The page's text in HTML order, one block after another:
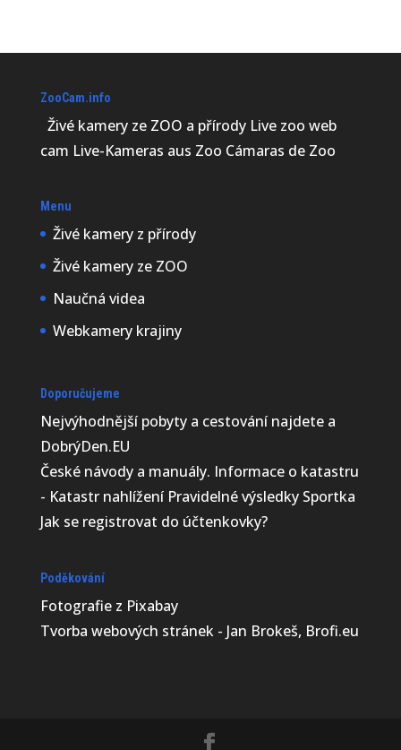
ZooCam.info
Živé kamery ze ZOO a přírody Live zoo web
cam Live-Kameras aus Zoo Cámaras de Zoo
Menu
Živé kamery z přírody
Živé kamery ze ZOO
Naučná videa
Webkamery krajiny
Doporučujeme
Nejvýhodnější pobyty a cestování najdete a
DobrýDen.EU
České návodya manuály. Informace o katastru
- Katastr nahlíženíPravidelné výsledky Sportka
Jak se registrovat do účtenkovky?
Poděkování
Fotografie z Pixabay
Tvorba webových stránek - Jan Brokeš, Brofi.eu